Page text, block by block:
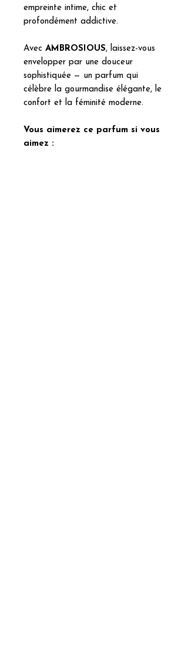
empreinte intime, chic et
profondément addictive.
Avec AMBROSIOUS, laissez-vous
envelopper par une douceur
sophistiquée — un parfum qui
célèbre la gourmandise élégante, le
confort et la féminité moderne.
Vous aimerez ce parfum si vous
aimez :